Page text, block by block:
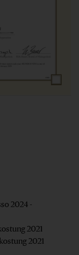
2024 -
2021
2021